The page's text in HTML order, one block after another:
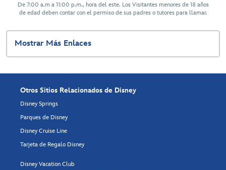
De 7:00 a.m a 11:00 p.m., hora del este. Los Visitantes menores de 18 años
de edad deben contar con el permiso de sus padres o tutores para llamar.
Mostrar Más Enlaces
Otros Sitios Relacionados de Disney
Disney Springs
Parques de Disney
Disney Cruise Line
Tarjeta de Regalo Disney
Disney Vacation Club